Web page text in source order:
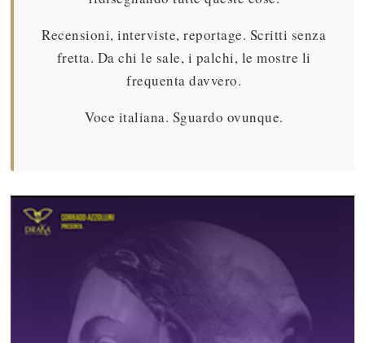
Recensioni, interviste, reportage. Scritti senza
fretta. Da chi le sale, i palchi, le mostre li
frequenta davvero.
Voce italiana. Sguardo ovunque.